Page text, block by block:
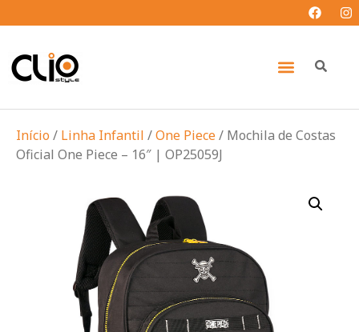
Início / Linha Infantil /One Piece/ Mochila de Costas
Oficial One Piece – 16″ | OP25059J